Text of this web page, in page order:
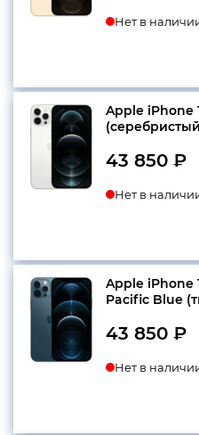
Нет в
Apple iPhone
43 850 ₽
Нет в
Apple iPhone
Pacific Blue
43 850 ₽
Нет в